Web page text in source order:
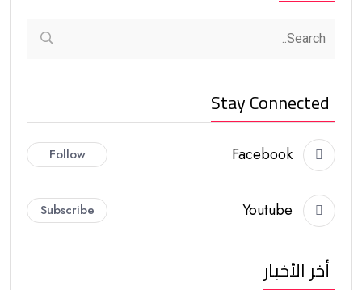
Stay Connected
Facebook
Follow
Youtube
Subscribe
أخر الأخبار